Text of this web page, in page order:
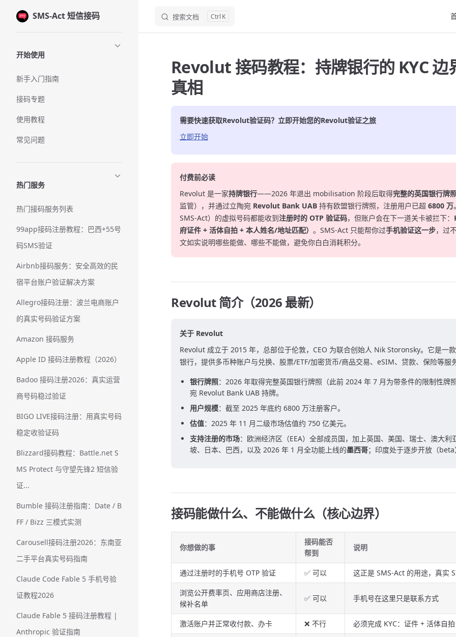
Skip to content
SMS-Act 短信接码 搜索文档 K
开始使用
新手入门指南
接码专题
使用教程
常见问题
热门服务
热门接码服务列表
99app接码注册教程：巴西+55号
码SMS验证
Airbnb接码服务：安全高效的民
宿平台账户验证解决方案
Allegro接码注册：波兰电商账户
的真实号码验证方案
Amazon 接码服务
Apple ID 接码注册教程（2026）
Badoo 接码注册2026：真实运营
商号码稳过验证
BIGO LIVE接码注册：用真实号码
稳定收验证码
Blizzard接码教程：Battle.net S
MS Protect 与守望先锋2 短信验
证...
Bumble 接码注册指南：Date / B
FF / Bizz 三模式实测
Carousell接码注册2026：东南亚
二手平台真实号码指南
Claude Code Fable 5 手机号验
证教程2026
Claude Fable 5 接码注册教程 |
Anthropic 验证指南
Revolut 接码教程：持牌银行的 KYC 边
真相
需要快速获取Revolut验证码？立即开始您的Revolut验证之旅
立即开始
付费前必读
Revolut 是一家持牌银行——2026 年退出 mobilisation 阶段后取得完整的英国银行牌
监管），并通过立陶宛 Revolut Bank UAB 持有欧盟银行牌照，注册用户已超 6800 万
SMS-Act）的虚拟号码都能收到注册时的 OTP 验证码，但账户会在下一道关卡被拦下：
府证件 + 活体自拍 + 本人姓名/地址匹配） 。SMS-Act 只能帮你过手机验证这一步，过
文如实说明哪些能做、哪些不能做，避免你白白消耗积分。
Revolut 简介（2026 最新）
关于 Revolut
Revolut 成立于 2015 年，总部位于伦敦，CEO 为联合创始人 Nik Storonsky。它是一
银行，提供多币种账户与兑换、股票/ETF/加密货币/商品交易、eSIM、贷款、保险等服
银行牌照：2026 年取得完整英国银行牌照（此前 2024 年 7 月为带条件的限制性牌
宛 Revolut Bank UAB 持牌。
用户规模：截至 2025 年底约 6800 万注册客户。
估值：2025 年 11 月二级市场估值约 750 亿美元。
支持注册的市场：欧洲经济区（EEA）全部成员国，加上英国、美国、瑞士、澳大利
坡、日本、巴西，以及 2026 年 1 月全功能上线的墨西哥；印度处于逐步开放（
接码能做什么、不能做什么（核心边界）
你想做的事
接码能否
帮到
说明
通过注册时的手机号 OTP 验证 ✅ 可以 这正是 SMS-Act 的用途，真实
浏览公开费率页、应用商店注册、
候补名单
✅ 可以 手机号在这里只是联系方式
激活账户并正常收付款、办卡 ❌ 不行 必须完成 KYC：证件 + 活体自